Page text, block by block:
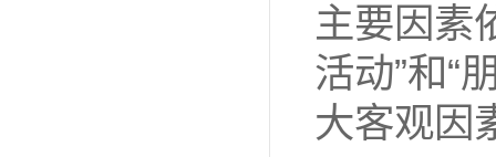
主要因素
活动”和“
大客观因